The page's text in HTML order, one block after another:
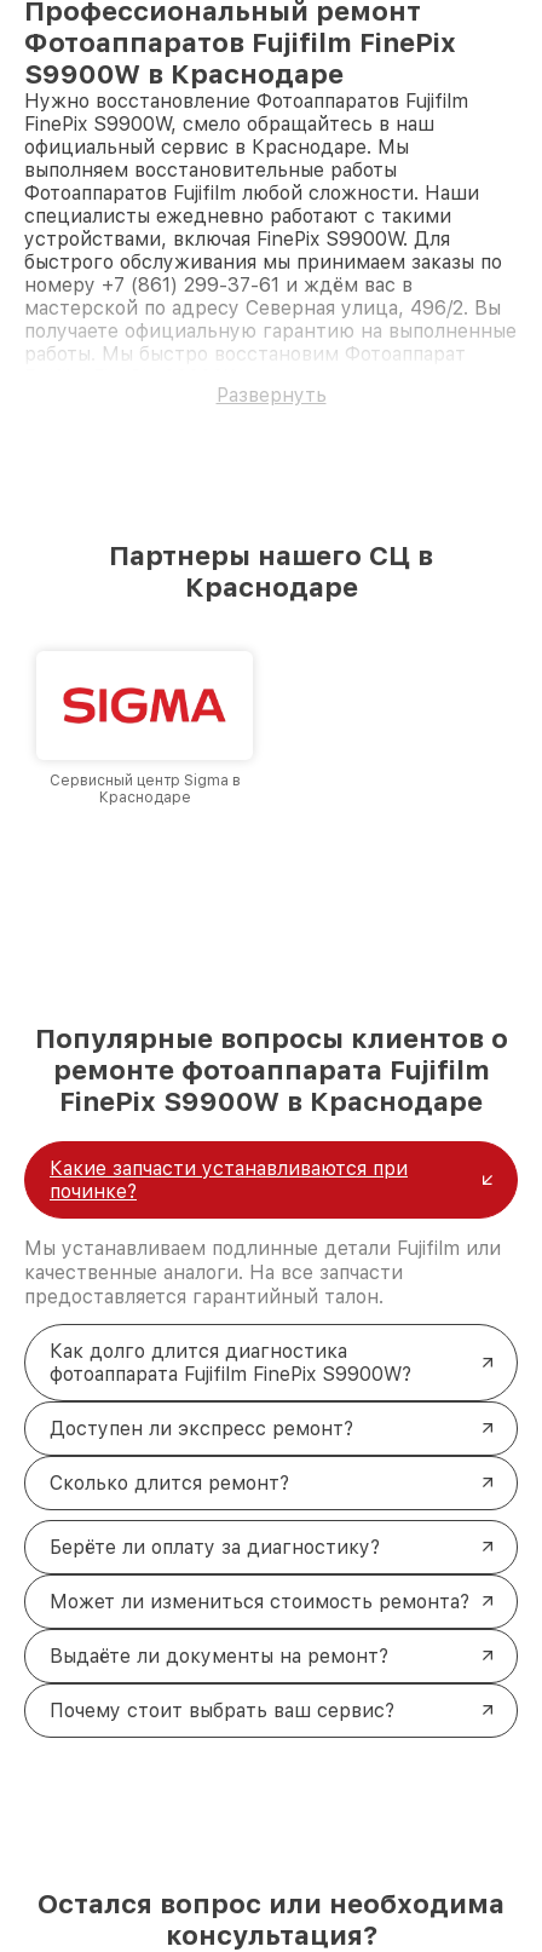
Профессиональный ремонт
Фотоаппаратов Fujifilm FinePix
S9900W в Краснодаре
Нужно восстановление Фотоаппаратов Fujifilm
FinePix S9900W, смело обращайтесь в наш
официальный сервис в Краснодаре. Мы
выполняем восстановительные работы
Фотоаппаратов Fujifilm любой сложности. Наши
специалисты ежедневно работают с такими
устройствами, включая FinePix S9900W. Для
быстрого обслуживания мы принимаем заказы по
номеру +7 (861) 299-37-61 и ждём вас в
мастерской по адресу Северная улица, 496/2. Вы
получаете официальную гарантию на выполненные
работы. Мы быстро восстановим Фотоаппарат
Развернуть
Партнеры нашего СЦ в
Краснодаре
Сервисный центр Sigma в
Краснодаре
Популярные вопросы клиентов о
ремонте фотоаппарата Fujifilm
FinePix S9900W в Краснодаре
Какие запчасти устанавливаются при
починке?
Мы устанавливаем подлинные детали Fujifilm или
качественные аналоги. На все запчасти
предоставляется гарантийный талон.
Как долго длится диагностика
фотоаппарата Fujifilm FinePix S9900W?
Доступен ли экспресс ремонт?
Сколько длится ремонт?
Берёте ли оплату за диагностику?
Может ли измениться стоимость ремонта?
Выдаёте ли документы на ремонт?
Почему стоит выбрать ваш сервис?
Остался вопрос или необходима
консультация?